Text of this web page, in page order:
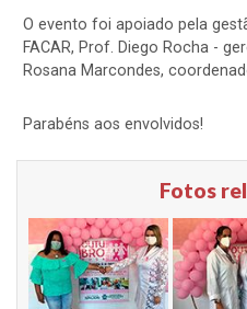
O evento foi apoiado pela
FACAR, Prof. Diego Rocha -
Rosana Marcondes,
Parabéns aos envolvidos!
Fotos